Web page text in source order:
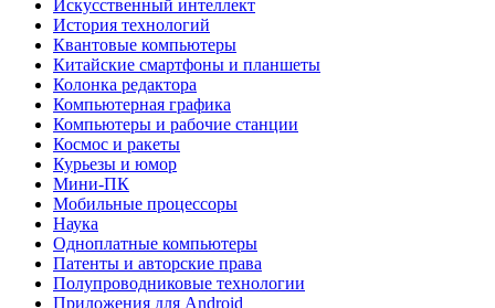
Искусственный интеллект
История технологий
Квантовые компьютеры
Китайские смартфоны и планшеты
Колонка редактора
Компьютерная графика
Компьютеры и рабочие станции
Космос и ракеты
Курьезы и юмор
Мини-ПК
Мобильные процессоры
Наука
Одноплатные компьютеры
Патенты и авторские права
Полупроводниковые технологии
Приложения для Android